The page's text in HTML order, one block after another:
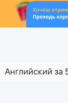
Английский за